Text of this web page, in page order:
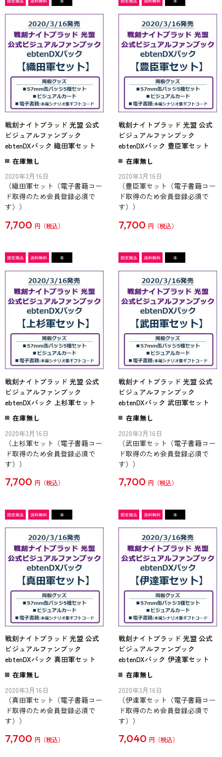
戦刻ナイトブラッド 光盟 公式
ビジュアルファンブック
ebtenDXパック 織田軍セット
在庫無し
2020年3月16日
（織田軍セット（電子書籍コー
ド取得のため会員登録必須で
す））
7,700 円
戦刻ナイトブラッド 光盟 公式
ビジュアルファンブック
ebtenDXパック 豊臣軍セット
在庫無し
2020年3月16日
（豊臣軍セット（電子書籍コー
ド取得のため会員登録必須で
す））
7,700 円
戦刻ナイトブラッド 光盟 公式
ビジュアルファンブック
ebtenDXパック 上杉軍セット
在庫無し
2020年3月16日
（上杉軍セット（電子書籍コー
ド取得のため会員登録必須で
す））
7,700 円
戦刻ナイトブラッド 光盟 公式
ビジュアルファンブック
ebtenDXパック 武田軍セット
在庫無し
2020年3月16日
（武田軍セット（電子書籍コー
ド取得のため会員登録必須で
す））
7,700 円
戦刻ナイトブラッド 光盟 公式
ビジュアルファンブック
ebtenDXパック 真田軍セット
在庫無し
2020年3月16日
（真田軍セット（電子書籍コー
ド取得のため会員登録必須で
す））
7,700 円
戦刻ナイトブラッド 光盟 公式
ビジュアルファンブック
ebtenDXパック 伊達軍セット
在庫無し
2020年3月16日
（伊達軍セット（電子書籍コー
ド取得のため会員登録必須で
す））
7,040 円